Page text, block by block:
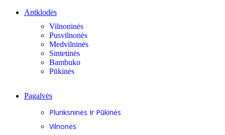
Antklodės
Vilnoninės
Pusvilnonės
Medvilninės
Sintetinės
Bambuko
Pūkinės
Pagalvės
Plunksninės Ir Pūkinės
Vilnonės